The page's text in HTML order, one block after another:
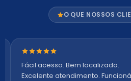
O QUE NOSSOS
Nota 5 de 5 estrelas
Fácil acesso. Bem localizado.
Excelente atendimento.